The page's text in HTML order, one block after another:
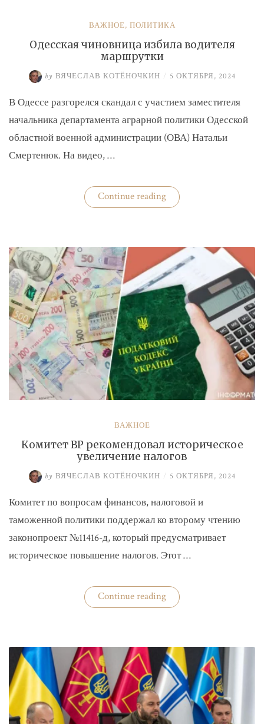
ВАЖНОЕ, ПОЛИТИКА
Одесская чиновница избила водителя
маршрутки
by ВЯЧЕСЛАВ КОТЁНОЧКИН / 5 ОКТЯБРЯ, 2024
В Одессе разгорелся скандал с участием заместителя
начальника департамента аграрной политики Одесской
областной военной администрации (ОВА) Натальи
Смертенюк. На видео, …
Continue reading«Одесская
чиновница
ВАЖНОЕ
Комитет ВР рекомендовал историческое
увеличение налогов
by ВЯЧЕСЛАВ КОТЁНОЧКИН / 5 ОКТЯБРЯ, 2024
Комитет по вопросам финансов, налоговой и
таможенной политики поддержал ко второму чтению
законопроект №11416-д, который предусматривает
историческое повышение налогов. Этот …
Continue reading«Комитет
ВР
налогов»